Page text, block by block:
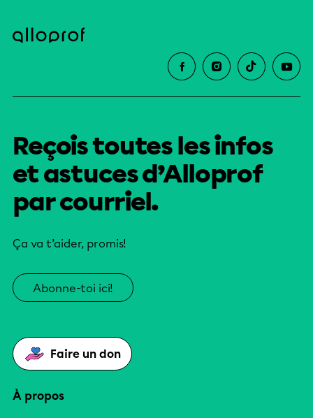
Reçois toutes les infos
et astuces d’Alloprof
par courriel.
Ça va t’aider, promis!
Abonne-toi ici!
Faire un don
À propos